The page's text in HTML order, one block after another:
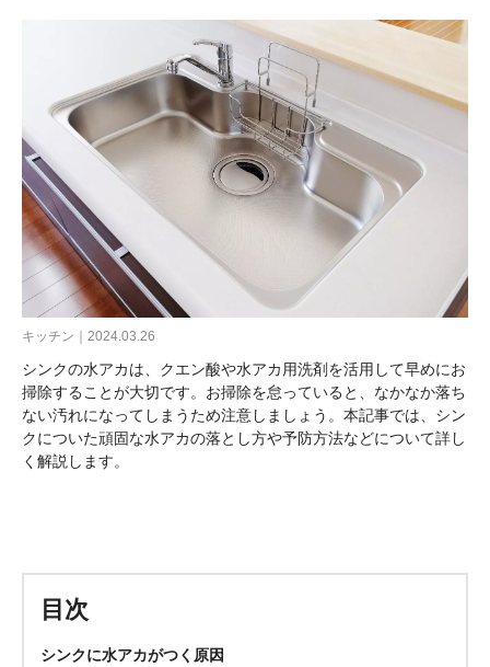
キッチン｜2024.03.26
シンクの水アカは、クエン酸や水アカ用洗剤を活用して早めにお
掃除することが大切です。お掃除を怠っていると、なかなか落ち
ない汚れになってしまうため注意しましょう。本記事では、シン
クについた頑固な水アカの落とし方や予防方法などについて詳し
く解説します。
目次
シンクに水アカがつく原因